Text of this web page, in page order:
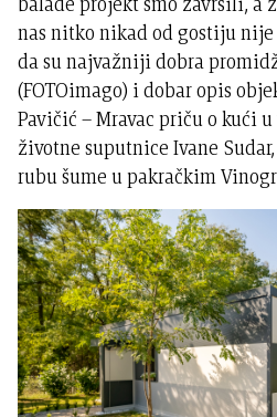
nas nitko nikad od gostiju
da su najvažniji dobra
(FOTOimago) i dobar opis
Pavičić – Mravac priču o kući
životne suputnice Ivane
rubu šume u pakračkim